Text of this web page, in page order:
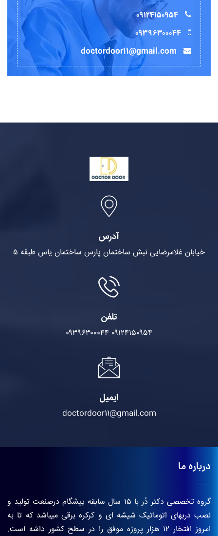
۰۹۱۲۴۱۵۰۹۵۴
۰۹۳۹۶۳۰۰۰۴۴
آدرس
خیابان غلامرضایی نبش ساختمان پارس ساختمان یاس طبقه ۵
تلفن
۰۹۱۲۴۱۵۰۹۵۴ ۰۹۳۹۶۳۰۰۰۴۴
ایمیل
doctordoor11@gmail.com
درباره ما
گروه تخصصی دکتر دُر با ۱۵ سال سابقه پیشگام درصنعت تولید و
نصب دربهای اتوماتیک شیشه ای و کرکره برقی میباشد که تا به
امروز افتخار ۱۲ هزار پروژه موفق را در سطح کشور داشه است.